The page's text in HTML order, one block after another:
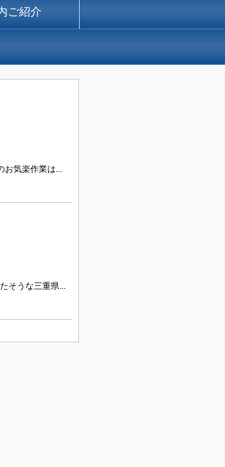
ご紹介
お気楽作業は...
そうな三重県...